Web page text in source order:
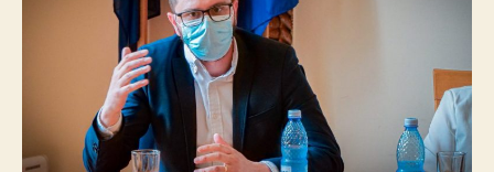
al
chiar